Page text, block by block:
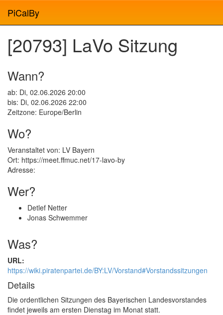
PiCalBy
[20793] LaVo Sitzung
Wann?
ab: Di, 02.06.2026 20:00
bis: Di, 02.06.2026 22:00
Zeitzone: Europe/Berlin
Wo?
Veranstaltet von: LV Bayern
Ort: https://meet.ffmuc.net/17-lavo-by
Adresse:
Wer?
Detlef Netter
Jonas Schwemmer
Was?
URL:
https://wiki.piratenpartei.de/BY:LV/Vorstand#Vorstandssitzungen
Details
Die ordentlichen Sitzungen des Bayerischen Landesvorstandes
findet jeweils am ersten Dienstag im Monat statt.